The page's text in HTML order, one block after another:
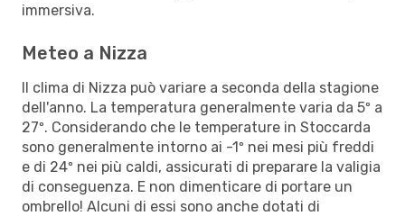
immersiva.
Meteo a Nizza
Il clima di Nizza può variare a seconda della stagione
dell'anno. La temperatura generalmente varia da 5º a
27º. Considerando che le temperature in Stoccarda
sono generalmente intorno ai -1º nei mesi più freddi
e di 24º nei più caldi, assicurati di preparare la valigia
di conseguenza. E non dimenticare di portare un
ombrello! Alcuni di essi sono anche dotati di